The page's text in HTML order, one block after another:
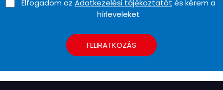
Elfogadom az Adatkezelési tájékoztatót és kérem a
hírleveleket
FELIRATKOZÁS